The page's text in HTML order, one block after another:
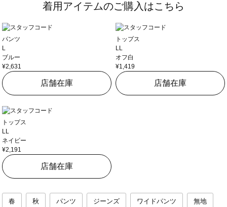
着用アイテムのご購入はこちら
パンツ
L
ブルー
¥2,631
店舗在庫
トップス
LL
オフ白
¥1,419
店舗在庫
トップス
LL
ネイビー
¥2,191
店舗在庫
春 秋 パンツ ジーンズ ワイドパンツ 無地